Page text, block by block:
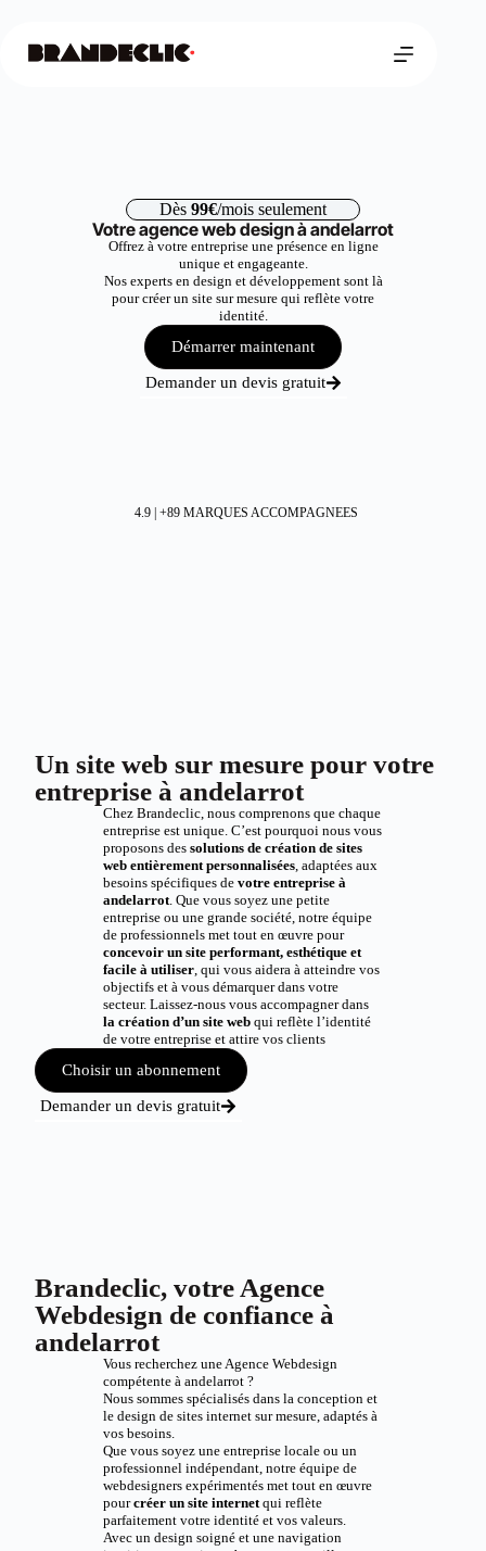
Dès 99€/mois seulement
Votre agence web design à andelarrot
Offrez à votre entreprise une présence en ligne
unique et engageante.
Nos experts en design et développement sont là
pour créer un site sur mesure qui reflète votre
identité.
Démarrer maintenant
Demander un devis gratuit
4.9 | +89 MARQUES ACCOMPAGNEES
Un site web sur mesure pour votre
entreprise à andelarrot
Chez Brandeclic, nous comprenons que chaque
entreprise est unique. C’est pourquoi nous vous
proposons des solutions de création de sites
web entièrement personnalisées, adaptées aux
besoins spécifiques de votre entreprise à
andelarrot. Que vous soyez une petite
entreprise ou une grande société, notre équipe
de professionnels met tout en œuvre pour
concevoir un site performant, esthétique et
facile à utiliser, qui vous aidera à atteindre vos
objectifs et à vous démarquer dans votre
secteur. Laissez-nous vous accompagner dans
la création d’un site webqui reflète l’identité
de votre entreprise et attire vos clients
Choisir un abonnement
Demander un devis gratuit
Brandeclic, votre Agence
Webdesign de confiance à
andelarrot
Vous recherchez une Agence Webdesign
compétente à andelarrot ?
Nous sommes spécialisés dans la conception et
le design de sites internet sur mesure, adaptés à
vos besoins.
Que vous soyez une entreprise locale ou un
professionnel indépendant, notre équipe de
webdesigners expérimentés met tout en œuvre
pourcréer un site internetqui reflète
parfaitement votre identité et vos valeurs.
Avec un design soigné et une navigation